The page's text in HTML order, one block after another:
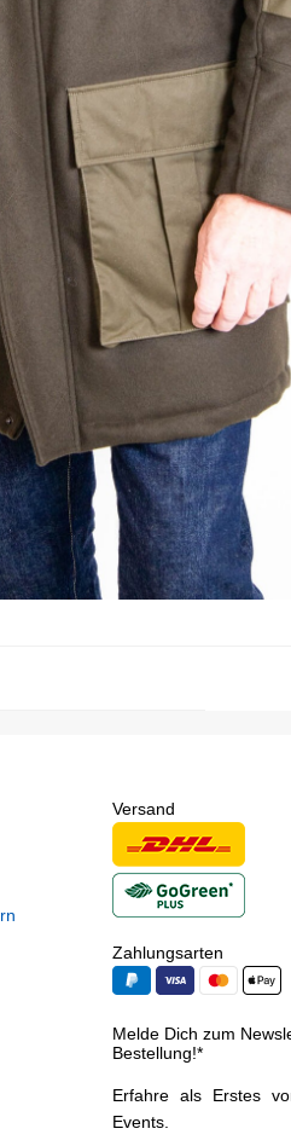
Versand
Zahlungsarten
Melde Dich zum
Bestellung!*
Erfahre als Erstes
Events.